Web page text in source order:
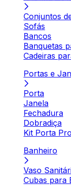
Conjuntos
Sofás
Bancos
Banquetas
Cadeiras
Portas e
Porta
Janela
Fechadura
Dobradiça
Kit Porta
Banheiro
Vaso
Cubas para